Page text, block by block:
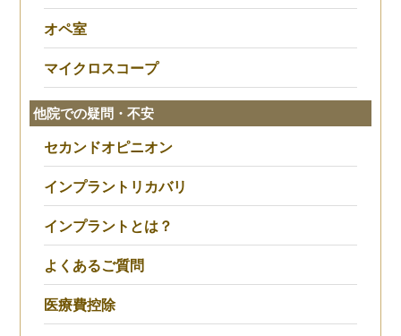
オペ室
マイクロスコープ
他院での疑問・不安
セカンドオピニオン
インプラントリカバリ
インプラントとは？
よくあるご質問
医療費控除